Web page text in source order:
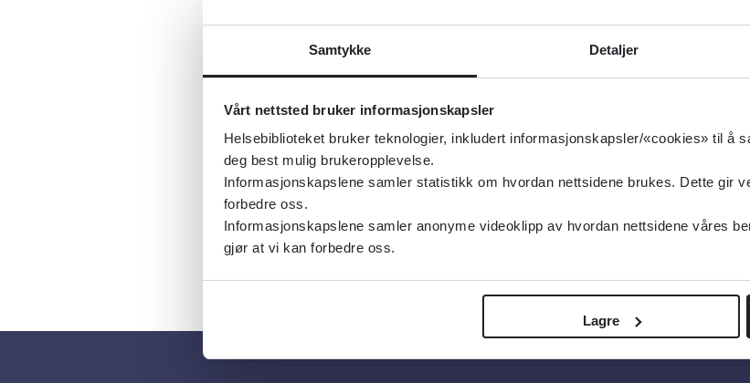
Samtykke Detaljer
Vårt nettsted bruker informasjonskapsler
Helsebiblioteket bruker teknologier, inkludert informasjonskapsler/«cookies» til å
deg best mulig brukeropplevelse.
Informasjonskapslene samler statistikk om hvordan nettsidene brukes. Dette gir
forbedre oss.
Informasjonskapslene samler anonyme videoklipp av hvordan nettsidene våres
gjør at vi kan forbedre oss.
Lagre
Tema:
Emner:Antipsykotika, Schizofreni og psykose
Dokumenttype:Oppsummert forskning
Utgiver:Cochrane Library
Språk:Engelsk